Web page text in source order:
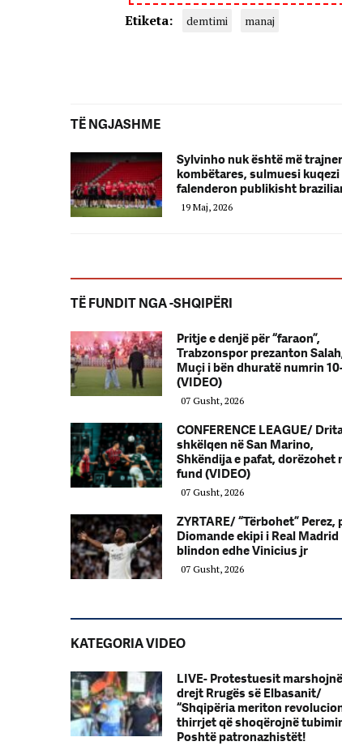
Etiketa: demtimi manaj
TË NGJASHME
Sylvinho nuk është më
kombëtares, sulmuesi kuqezi
falenderon publikisht
19 Maj, 2026
TË FUNDIT NGA -SHQIPËRI
Pritje e denjë për “faraon”,
Trabzonspor prezanton
Muçi i bën dhuratë numrin
(VIDEO)
07 Gusht, 2026
CONFERENCE LEAGUE/
shkëlqen në San Marino,
Shkëndija e pafat, dorëzohet
fund (VIDEO)
07 Gusht, 2026
ZYRTARE/ “Tërbohet” Perez,
Diomande ekipi i Real Madrid
blindon edhe Vinicius jr
07 Gusht, 2026
KATEGORIA VIDEO
LIVE- Protestuesit marshojnë
drejt Rrugës së Elbasanit/
“Shqipëria meriton
thirrjet që shoqërojnë
Poshtë patronazhistët!